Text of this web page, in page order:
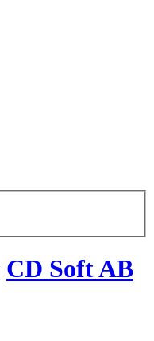
CD Soft AB